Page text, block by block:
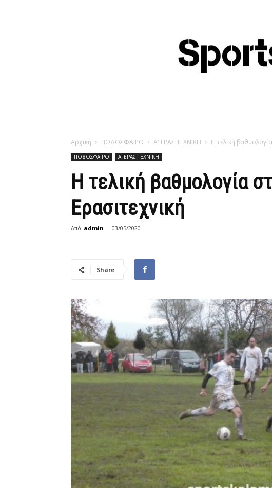
Αρχική ΠΟΔΟΣΦΑΙΡΟ Α' ΕΡΑΣΙΤΕΧΝΙΚΗ Η τελική
ΠΟΔΟΣΦΑΙΡΟ Α' ΕΡΑΣΙΤΕΧΝΙΚΗ
Η τελική βαθμολογία
Ερασιτεχνική
Από admin - 03/05/2020
Share